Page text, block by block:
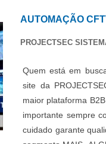
AUTOMAÇÃO
PROJECTSEC
Quem está em
site da
maior plataforma
importante sempre
cuidado garante